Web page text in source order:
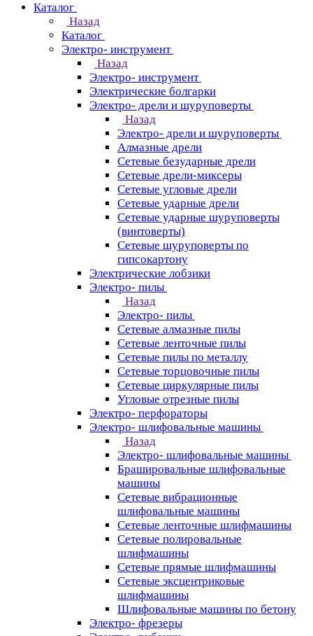
Каталог
Назад
Каталог
Электро- инструмент
Назад
Электро- инструмент
Электрические болгарки
Электро- дрели и шуруповерты
Назад
Электро- дрели и шуруповерты
Алмазные дрели
Сетевые безударные дрели
Сетевые дрели-миксеры
Сетевые угловые дрели
Сетевые ударные дрели
Сетевые ударные шуруповерты
(винтоверты)
Сетевые шуруповерты по
гипсокартону
Электрические лобзики
Электро- пилы
Назад
Электро- пилы
Сетевые алмазные пилы
Сетевые ленточные пилы
Сетевые пилы по металлу
Сетевые торцовочные пилы
Сетевые циркулярные пилы
Угловые отрезные пилы
Электро- перфораторы
Электро- шлифовальные машины
Назад
Электро- шлифовальные машины
Брашировальные шлифовальные
машины
Сетевые вибрационные
шлифовальные машины
Сетевые ленточные шлифмашины
Сетевые полировальные
шлифмашины
Сетевые прямые шлифмашины
Сетевые эксцентриковые
шлифмашины
Шлифовальные машины по бетону
Электро- фрезеры